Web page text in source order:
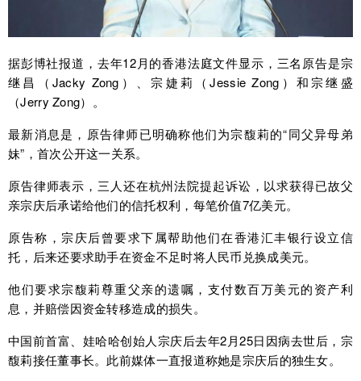
据彭博社报道，去年12月的香港法庭文件显示，三名原告是宗
继昌（Jacky Zong）、宗婕莉（Jessie Zong）和宗继盛
（Jerry Zong）。
最新消息是，原告律师已明确称他们为宗馥莉的“同父异母弟
妹”，首次公开这一关系。
原告律师表示，三人还在杭州法院提起诉讼，以求获得已故父
亲宗庆后承诺给他们的信托权利，每笔价值7亿美元。
原告称，宗庆后曾要求下属帮助他们在香港汇丰银行设立信
托，后来还要求助手在资金不足时将人民币兑换成美元。
他们要求宗馥莉尊重父亲的遗嘱，支付数百万美元的资产利
息，并赔偿因资金转移造成的损失。
中国前首富、娃哈哈创始人宗庆后去年2月25日因病去世后，宗
馥莉接任董事长。此前媒体一直报道称她是宗庆后的独生女。